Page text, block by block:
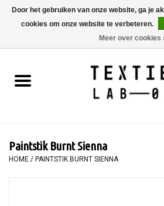
BOEKEN
SCHILDEREN
Paintstik Burnt Sienna
HOME / PAINTSTIK BURNT SIENNA
Door het gebruiken van onze website, ga je
cookies om onze website te verbeteren.
Meer over cookies